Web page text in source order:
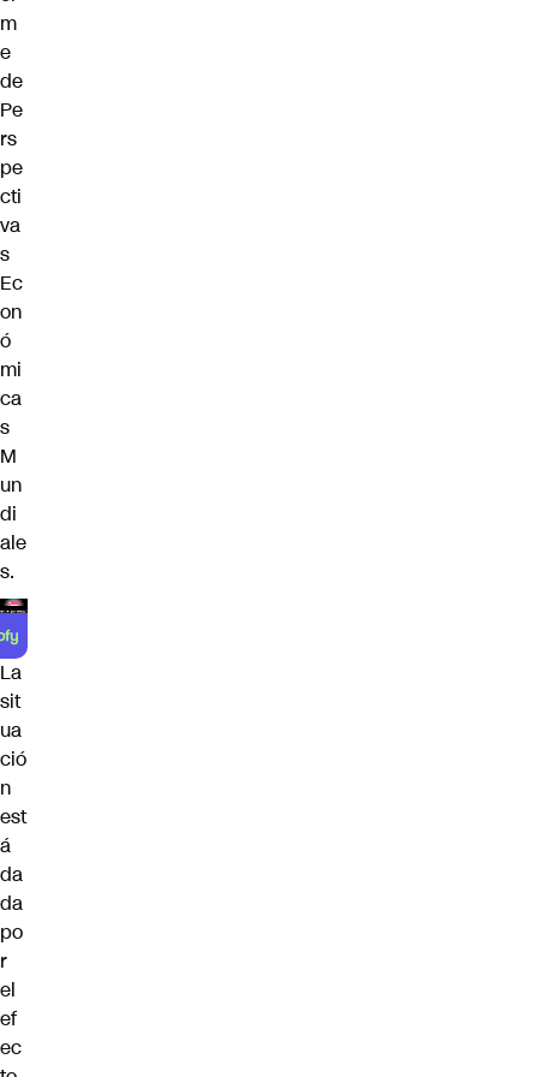
m
e
de
Pe
rs
pe
cti
va
s
Ec
on
ó
mi
ca
s
M
un
di
ale
s.
La
sit
ua
ció
n
est
á
da
da
po
r
el
ef
ec